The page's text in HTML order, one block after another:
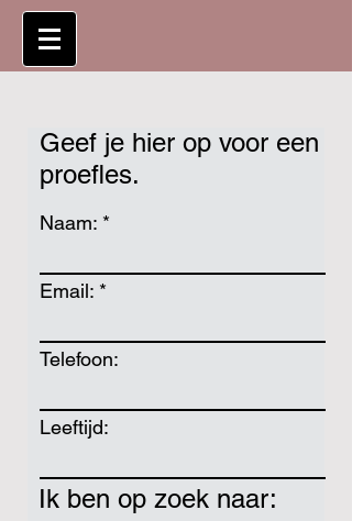
Geef je hier op voor een
proefles.
Naam:
Email:
Telefoon:
Leeftijd:
Ik ben op zoek naar: